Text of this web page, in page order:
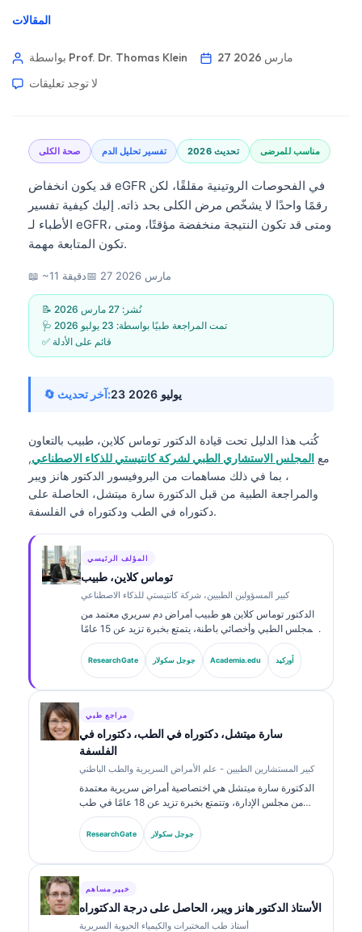
المقالات
بواسطة Prof. Dr. Thomas Klein
27 مارس 2026
لا توجد تعليقات
صحة الكلى تفسير تحليل الدم تحديث 2026 مناسب للمرضى
قد يكون انخفاض eGFR في الفحوصات الروتينية مقلقًا، لكن
رقمًا واحدًا لا يشخّص مرض الكلى بحد ذاته. إليك كيفية تفسير
الأطباء لـ eGFR، ومتى قد تكون النتيجة منخفضة مؤقتًا، ومتى
تكون المتابعة مهمة.
📖 ~11 دقيقة📅 27 مارس 2026
📝 نُشر: 27 مارس 2026
🩺 تمت المراجعة طبيًا بواسطة: 23 يوليو 2026
✅ قائم على الأدلة
🔄 آخر تحديث: 23 يوليو 2026
كُتب هذا الدليل تحت قيادة الدكتور توماس كلاين، طبيب بالتعاون
مع المجلس الاستشاري الطبي لشركة كانتيستي للذكاء الاصطناعي,
، بما في ذلك مساهمات من البروفيسور الدكتور هانز ويبر
والمراجعة الطبية من قبل الدكتورة سارة ميتشل، الحاصلة على
دكتوراه في الطب ودكتوراه في الفلسفة.
المؤلف الرئيسي
توماس كلاين، طبيب
كبير المسؤولين الطبيين، شركة كانتيستي للذكاء الاصطناعي
الدكتور توماس كلاين هو طبيب أمراض دم سريري معتمد من
المجلس الطبي وأخصائي باطنة، يتمتع بخبرة تزيد عن 15 عامًا
في طب المختبرات والتحليل السريري المدعوم بالذكاء
الاصطناعي. بصفته كبير مسؤولي الشؤون الطبية في
Kantesti AI، يوفّر إشرافًا سريريًا على دقة المعلومات الطبية
ResearchGate جوجل سكولار Academia.edu أوركيد
مراجع طبي
سارة ميتشل، دكتوراه في الطب، دكتوراه في
الفلسفة
كبير المستشارين الطبيين - علم الأمراض السريرية والطب الباطني
الدكتورة سارة ميتشل هي اختصاصية أمراض سريرية معتمدة
من مجلس الإدارة، وتتمتع بخبرة تزيد عن 18 عامًا في طب
المختبرات والتحليل التشخيصي. تحمل شهادات تخصص في
الكيمياء السريرية، ونشرت على نطاق واسع حول لوحات
ResearchGate جوجل سكولار
خبير مساهم
الأستاذ الدكتور هانز ويبر، الحاصل على درجة الدكتوراه
أستاذ طب المختبرات والكيمياء الحيوية السريرية